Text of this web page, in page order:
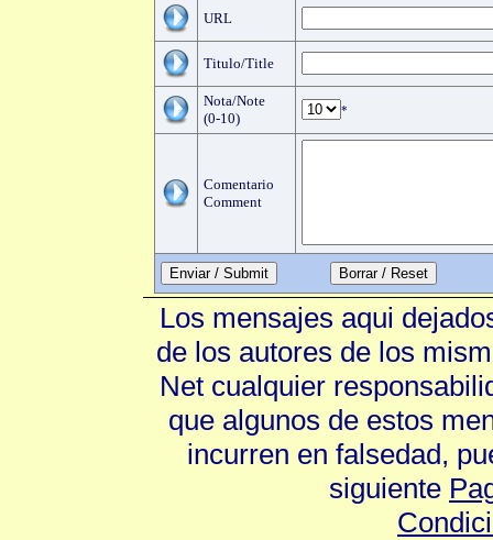
URL
Titulo/Title
Nota/Note
(0-10)
*
Comentario
Comment
Enviar / Submit
Los mensajes aqui
de los autores de los
Net cualquier
que algunos de estos
incurren en falsedad,
siguiente